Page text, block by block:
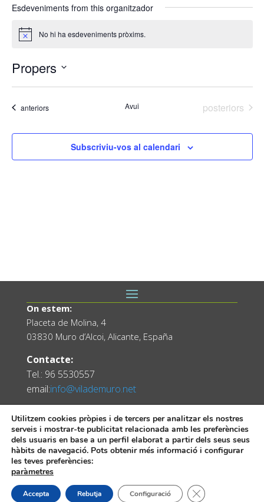
Esdeveniments from this organitzador
Avís No hi ha esdeveniments pròxims.
Propers
Selecciona
Esdeveniments
anteriors Avui posteriors
Subscriviu-vos al calendari
On estem:
Placeta de Molina, 4
03830 Muro d’Alcoi, Alicante, España
Contacte:
Tel.: 96 5530557
email:info@vilademuro.net
Web desenvolupada pel Servei d'Informàtica
Diputació d'Alacant.
Utilitzem cookies pròpies i de tercers per analitzar els nostres
serveis i mostrar-te publicitat relacionada amb les preferències
dels usuaris en base a un perfil elaborat a partir dels seus seus
hàbits de navegació. Pots obtenir més informació i configurar
les teves preferències:
paràmetres
Accepta Rebutja Configuració Tanca el bàner de